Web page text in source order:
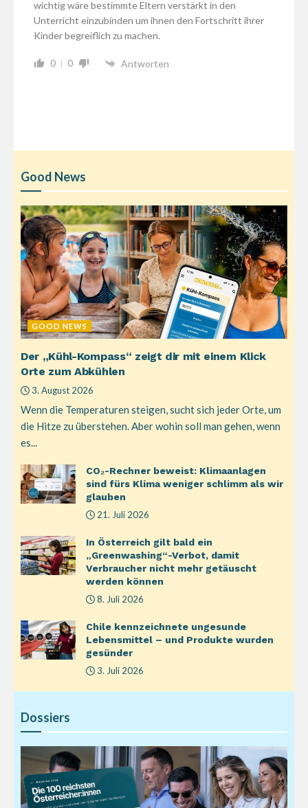
wichtig wäre bestimmte Eltern verstärkt in den
Unterricht einzubinden um ihnen den Fortschritt ihrer
Kinder begreiflich zu machen.
0 0 Antworten
Good News
GOOD NEWS
Der „Kühl-Kompass“ zeigt dir mit einem Klick
Orte zum Abkühlen
3. August 2026
Wenn die Temperaturen steigen, sucht sich jeder Orte, um
die Hitze zu überstehen. Aber wohin soll man gehen, wenn
es...
CO₂-Rechner beweist: Klimaanlagen
sind fürs Klima weniger schlimm als wir
glauben
21. Juli 2026
In Österreich gilt bald ein
„Greenwashing“-Verbot, damit
Verbraucher nicht mehr getäuscht
werden können
8. Juli 2026
Chile kennzeichnete ungesunde
Lebensmittel – und Produkte wurden
gesünder
3. Juli 2026
Dossiers